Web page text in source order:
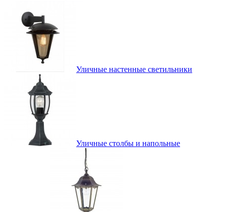
Уличные настенные светильники
Уличные столбы и напольные